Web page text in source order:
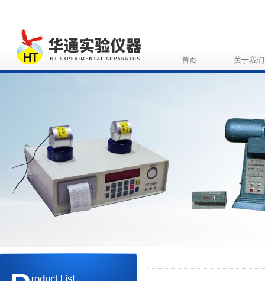
首页 关于我们